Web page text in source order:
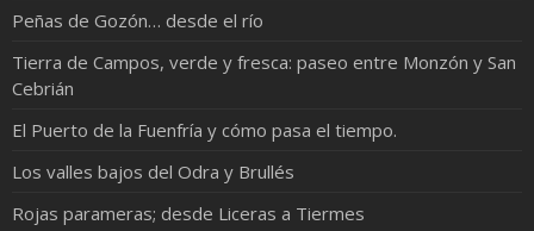
Peñas de Gozón… desde el río
Tierra de Campos, verde y fresca: paseo entre Monzón y San
Cebrián
El Puerto de la Fuenfría y cómo pasa el tiempo.
Los valles bajos del Odra y Brullés
Rojas parameras; desde Liceras a Tiermes